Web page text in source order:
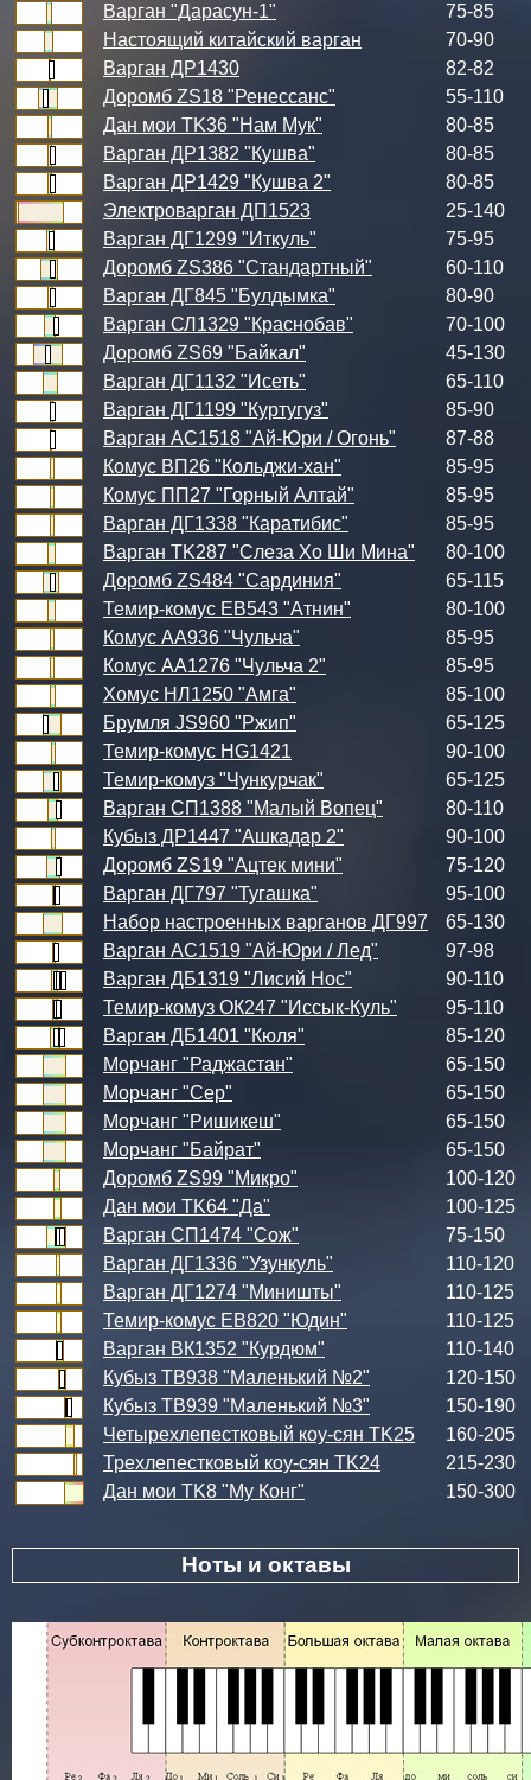
Варган "Дарасун-1"
75-85
Настоящий китайский варган
70-90
Варган ДР1430
82-82
Доромб ZS18 "Ренессанс"
55-110
Дан мои TK36 "Нам Мук"
80-85
Варган ДР1382 "Кушва"
80-85
Варган ДР1429 "Кушва 2"
80-85
Электроварган ДП1523
25-140
Варган ДГ1299 "Иткуль"
75-95
Доромб ZS386 "Стандартный"
60-110
Варган ДГ845 "Булдымка"
80-90
Варган СЛ1329 "Краснобав"
70-100
Доромб ZS69 "Байкал"
45-130
Варган ДГ1132 "Исеть"
65-110
Варган ДГ1199 "Куртугуз"
85-90
Варган АС1518 "Ай-Юри / Огонь"
87-88
Комус ВП26 "Кольджи-хан"
85-95
Комус ПП27 "Горный Алтай"
85-95
Варган ДГ1338 "Каратибис"
85-95
Варган TK287 "Слеза Хо Ши Мина"
80-100
Доромб ZS484 "Сардиния"
65-115
Темир-комус ЕВ543 "Атнин"
80-100
Комус АА936 "Чульча"
85-95
Комус АА1276 "Чульча 2"
85-95
Хомус НЛ1250 "Амга"
85-100
Брумля JS960 "Ржип"
65-125
Темир-комус HG1421
90-100
Темир-комуз "Чункурчак"
65-125
Варган СП1388 "Малый Вопец"
80-110
Кубыз ДР1447 "Ашкадар 2"
90-100
Доромб ZS19 "Ацтек мини"
75-120
Варган ДГ797 "Тугашка"
95-100
Набор настроенных варганов ДГ997
65-130
Варган АС1519 "Ай-Юри / Лед"
97-98
Варган ДБ1319 "Лисий Нос"
90-110
Темир-комуз ОК247 "Иссык-Куль"
95-110
Варган ДБ1401 "Кюля"
85-120
Морчанг "Раджастан"
65-150
Морчанг "Сер"
65-150
Морчанг "Ришикеш"
65-150
Морчанг "Байрат"
65-150
Доромб ZS99 "Микро"
100-120
Дан мои TK64 "Да"
100-125
Варган СП1474 "Сож"
75-150
Варган ДГ1336 "Узункуль"
110-120
Варган ДГ1274 "Миништы"
110-125
Темир-комус ЕВ820 "Юдин"
110-125
Варган ВК1352 "Курдюм"
110-140
Кубыз ТВ938 "Маленький №2"
120-150
Кубыз ТВ939 "Маленький №3"
150-190
Четырехлепестковый коу-сян TK25
160-205
Трехлепестковый коу-сян TK24
215-230
Дан мои TK8 "Му Конг"
150-300
Ноты и октавы